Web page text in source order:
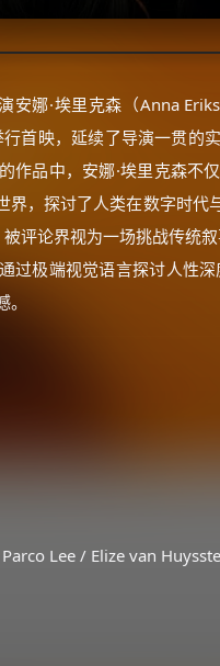
安娜·埃里克森（Anna
首映，延续了导演一贯的
作品中，安娜·埃里克森不
界，探讨了人类在数字时代
被评论界视为一场挑战传统
过极端视觉语言探讨人性
Lee / Elize van